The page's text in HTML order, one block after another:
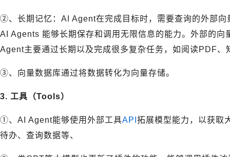
②、长期记忆：AI Agent在完成目标时，需要查询的外部
AI Agents 能够长期保存和调用无限信息的能力。外部的
Agent主要通过长期以及完成很多复杂任务，如阅读PDF、
③、向量数据库通过将数据转化为向量存储。
3. 工具（Tools）
①、AI Agent能够使用外部工具API 拓展模型能力，以获取
待办、查询数据等、